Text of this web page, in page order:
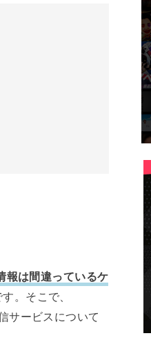
報は間違っているケ
。そこで、
サービスについて